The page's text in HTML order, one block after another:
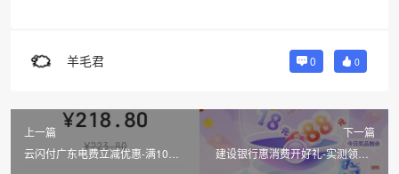
羊毛君 0 0
上一篇
云闪付广东电费立减优惠-满10元
下一篇
建设银行惠消费开好礼-实测领到1
元微信立减金，2025年3月更新